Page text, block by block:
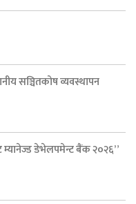
सञ्चितकोष व्यवस्थापन
म्यानेज्ड डेभेलपमेन्ट बैंक २०२६”